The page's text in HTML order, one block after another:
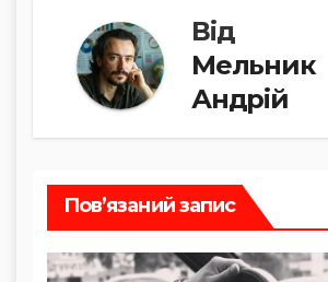
Від
Мельник
Андрій
Пов’язаний запис